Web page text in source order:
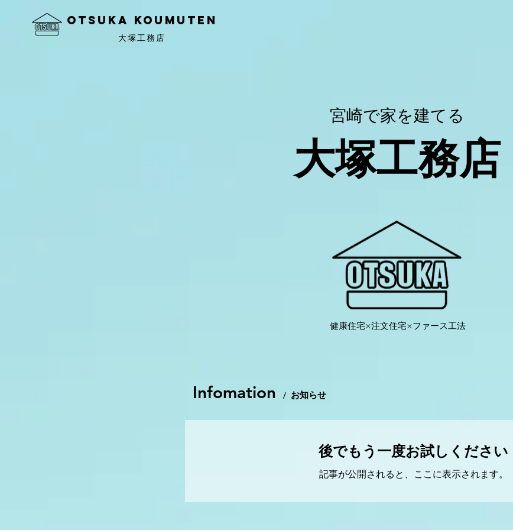
OtSuka KOUMUTEN
大塚工務店
宮崎で家を建てる
大塚工務店
健康住宅×注文住宅×ファース工法​
Infomation / お知らせ
後でもう一度お試しください
記事が公開されると、ここに表示されます。